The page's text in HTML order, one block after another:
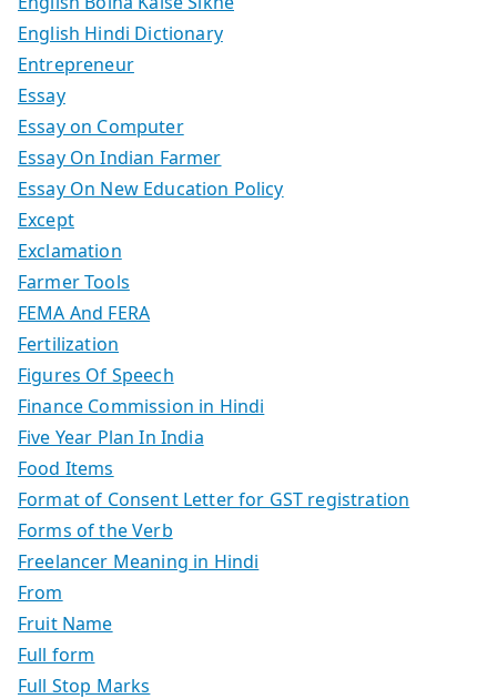
English Hindi Dictionary
Entrepreneur
Essay
Essay on Computer
Essay On Indian Farmer
Essay On New Education Policy
Except
Exclamation
Farmer Tools
FEMA And FERA
Fertilization
Figures Of Speech
Finance Commission in Hindi
Five Year Plan In India
Food Items
Format of Consent Letter for GST registration
Forms of the Verb
Freelancer Meaning in Hindi
From
Fruit Name
Full form
Full Stop Marks